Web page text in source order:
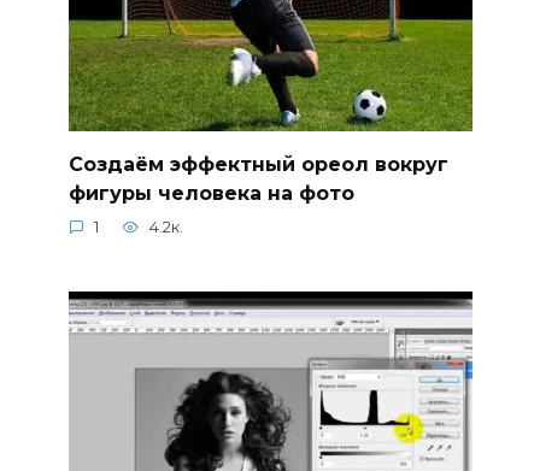
Создаём эффектный ореол вокруг
фигуры человека на фото
1 4.2к.